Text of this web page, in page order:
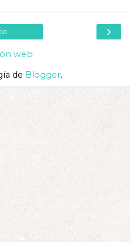
›
web
de Blogger.